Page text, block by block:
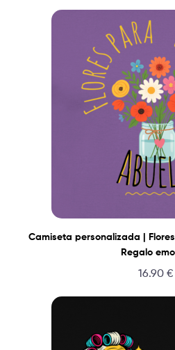
Camiseta personalizada |
Regalo
16.90 €